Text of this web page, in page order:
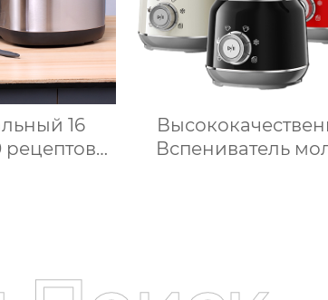
16
рецептов
Вспениватель